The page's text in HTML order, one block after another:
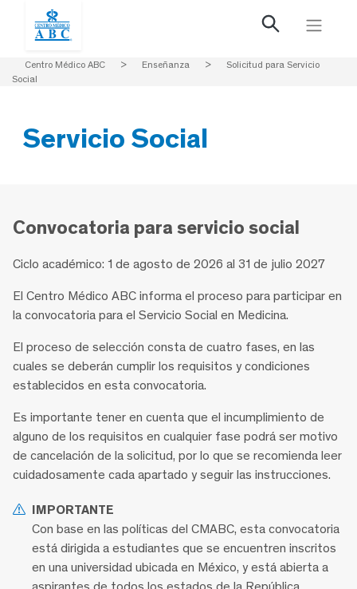
Centro Médico ABC > Enseñanza >
Solicitud para Servicio
Social
Servicio Social
Convocatoria para servicio social
Ciclo académico: 1 de agosto de 2026 al 31 de julio 2027
El Centro Médico ABC informa el proceso para participar en
la convocatoria para el Servicio Social en Medicina.
El proceso de selección consta de cuatro fases, en las
cuales se deberán cumplir los requisitos y condiciones
establecidos en esta convocatoria.
Es importante tener en cuenta que el incumplimiento de
alguno de los requisitos en cualquier fase podrá ser motivo
de cancelación de la solicitud, por lo que se recomienda leer
cuidadosamente cada apartado y seguir las instrucciones.
IMPORTANTE
Con base en las políticas del CMABC, esta convocatoria
está dirigida a estudiantes que se encuentren inscritos
en una universidad ubicada en México, y está abierta a